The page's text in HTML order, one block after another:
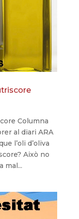
Columna
al diari ARA
l’oli d’oliva
Això no
mal...